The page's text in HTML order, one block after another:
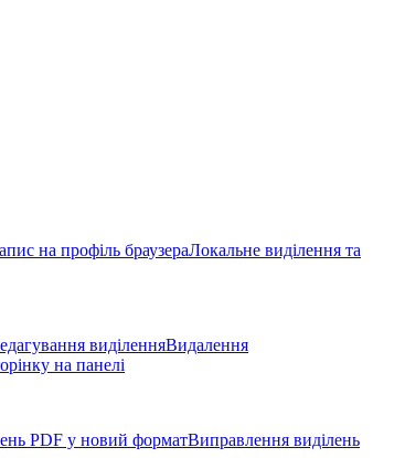
на профіль браузераЛокальне виділення та
виділенняВидалення
на панелі
PDF у новий форматВиправлення виділень